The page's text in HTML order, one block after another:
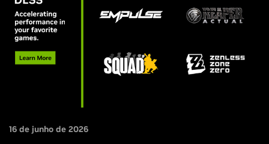
16 de junho de 2026